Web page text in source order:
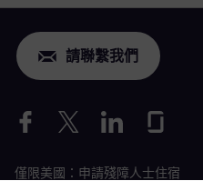
請聯繫我們
僅限美國：申請殘障人士住宿